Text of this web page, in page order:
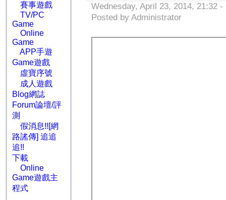
賽事遊戲
TV/PC
Game
Online
Game
APP手遊
Game遊戲
虛寶序號
成人遊戲
Blog網誌
Forum論壇/評
測
假消息!![網
路謠傳] 追追
追!!
下載
Online
Game遊戲主
程式
Wednesday, April 23, 2014, 21:32 -
Posted by Administrator